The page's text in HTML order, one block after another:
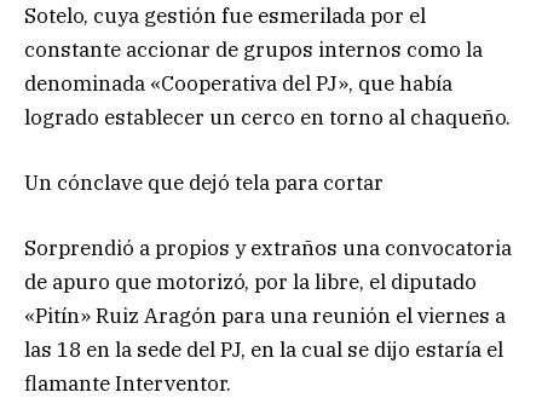
Sotelo, cuya gestión fue esmerilada por el
constante accionar de grupos internos como la
denominada «Cooperativa del PJ», que había
logrado establecer un cerco en torno al chaqueño.
Un cónclave que dejó tela para cortar
Sorprendió a propios y extraños una convocatoria
de apuro que motorizó, por la libre, el diputado
«Pitín» Ruiz Aragón para una reunión el viernes a
las 18 en la sede del PJ, en la cual se dijo estaría el
flamante Interventor.